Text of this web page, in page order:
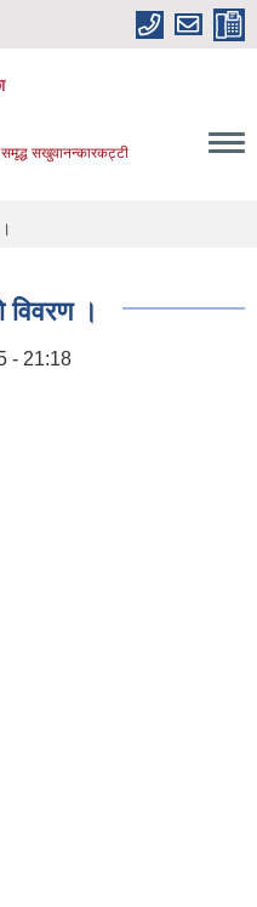
सखुवानन्कारकट्टी
विवरण ।
- 21:18